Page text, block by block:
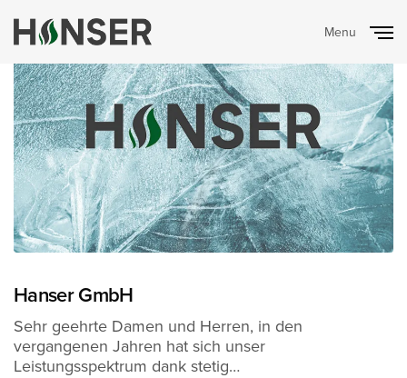
Menu
Hanser GmbH
Sehr geehrte Damen und Herren, in den
vergangenen Jahren hat sich unser
Leistungsspektrum dank stetig…